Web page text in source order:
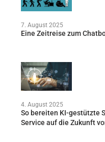
7. August 2025
Eine Zeitreise zum
4. August 2025
So bereiten KI-gestützte
Service auf die Zukunft